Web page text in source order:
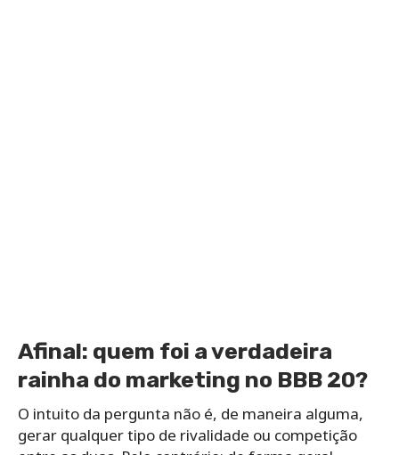
Afinal: quem foi a verdadeira
rainha do marketing no BBB 20?
O intuito da pergunta não é, de maneira alguma,
gerar qualquer tipo de rivalidade ou competição